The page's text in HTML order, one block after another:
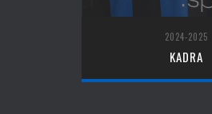
2024-2025
KADRA